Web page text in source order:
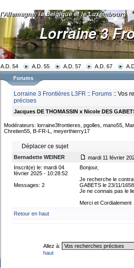
A.D. 54 A.D. 55 A.D. 57 A.D. 67
Forums
Lorraine 3 Frontières L3FR :: Forums :: Vos
précises
Jacques DE THOMASSIN x Nicole DES
Modérateurs: lorraine3frontieres, pgolles, mano55,
Chretien55, B-FR-L, meyerthierry17
Déplacer ce sujet
Bernadette WEINER
mardi 11 février
Inscrit(e) le: mardi 04
février 2025 - 10:28:52
Messages: 2
Bonjour,
Je recherche le
GABETS le 23/11/
Je ne connais pas le
Merci et Cordialement
Retour en haut
Allez à:
haut